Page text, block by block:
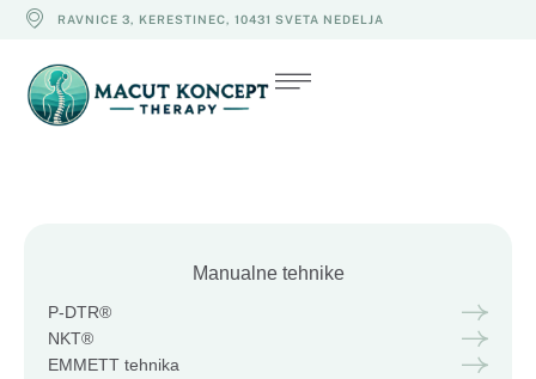
RAVNICE 3, KERESTINEC, 10431 SVETA NEDELJA
Manualne tehnike
P-DTR®
NKT®
EMMETT tehnika